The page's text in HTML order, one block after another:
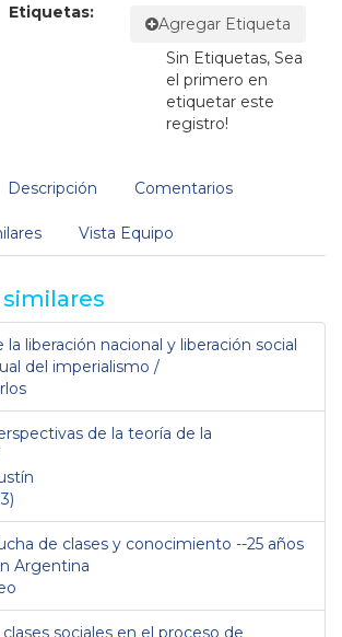
Etiquetas:
Agregar Etiqueta
Sin Etiquetas, Sea
el primero en
etiquetar este
registro!
Descripción Comentarios
Vista Equipo
la liberación nacional y liberación social
del imperialismo /
de la teoría de la
de clases y conocimiento --25 años
Argentina
sociales en el proceso de